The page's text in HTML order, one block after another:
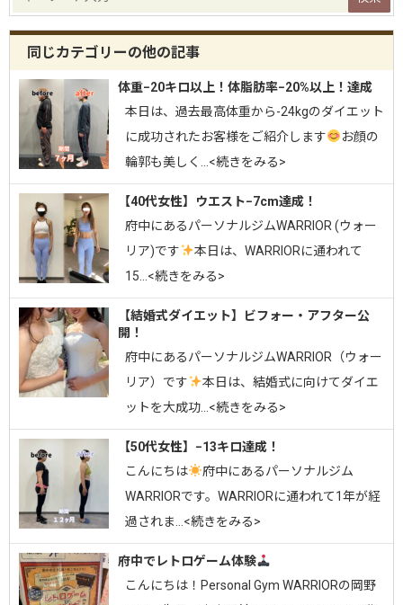
同じカテゴリーの他の記事
体重−20キロ以上！体脂肪率−20%以上！達成
⁡本日は、過去最高体重から-24kgのダイエット
に成功されたお客様をご紹介します
お顔の
輪郭も美しく…<続きをみる>
【40代女性】ウエスト−7cm達成！
府中にあるパーソナルジムWARRIOR (ウォー
リア)です
⁡⁡本日は、WARRIORに通われて
15…<続きをみる>
【結婚式ダイエット】ビフォー・アフター公
開！
府中にあるパーソナルジムWARRIOR（ウォー
リア）です
⁡本日は、結婚式に向けてダイエ
ットを大成功…<続きをみる>
【50代女性】−13キロ達成！
こんにちは
府中にあるパーソナルジム
WARRIORです。⁡WARRIORに通われて1年が経
過されま…<続きをみる>
府中でレトロゲーム体験
こんにちは！Personal Gym WARRIORの岡野